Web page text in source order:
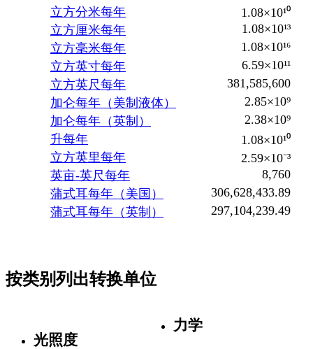
立方分米每年
1.08×10¹⁰
立方厘米每年
1.08×10¹³
立方毫米每年
1.08×10¹⁶
立方英寸每年
6.59×10¹¹
立方英尺每年
381,585,600
加仑每年（美制液体）
2.85×10⁹
加仑每年（英制）
2.38×10⁹
升每年
1.08×10¹⁰
立方英里每年
2.59×10⁻³
英亩-英尺每年
8,760
蒲式耳每年（美国）
306,628,433.89
蒲式耳每年（英制）
297,104,239.49
按类别列出转换单位
光照度
力学